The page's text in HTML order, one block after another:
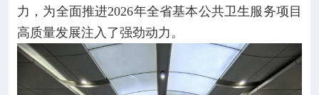
力，为全面推进2026年全省基本公共卫生服务项目
高质量发展注入了强劲动力。